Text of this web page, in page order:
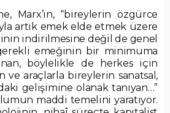
Marx’ın, “bireylerin özgürce
artık emek elde etmek üzere
indirilmesine değil de genel
emeğinin bir minimuma
böylelikle de herkes için
ve araçlarla bireylerin sanatsal,
gelişimine olanak tanıyan…”
maddi temelini yaratıyor.